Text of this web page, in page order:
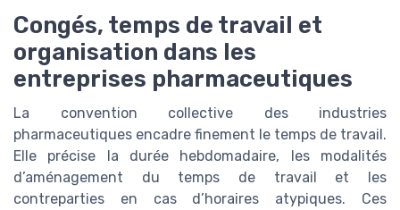
Congés, temps de travail et
organisation dans les
entreprises pharmaceutiques
La convention collective des industries
pharmaceutiques encadre finement le temps de travail.
Elle précise la durée hebdomadaire, les modalités
d’aménagement du temps de travail et les
contreparties en cas d’horaires atypiques. Ces